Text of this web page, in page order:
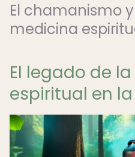
El chamanismo
medicina
El legado de
espiritual en